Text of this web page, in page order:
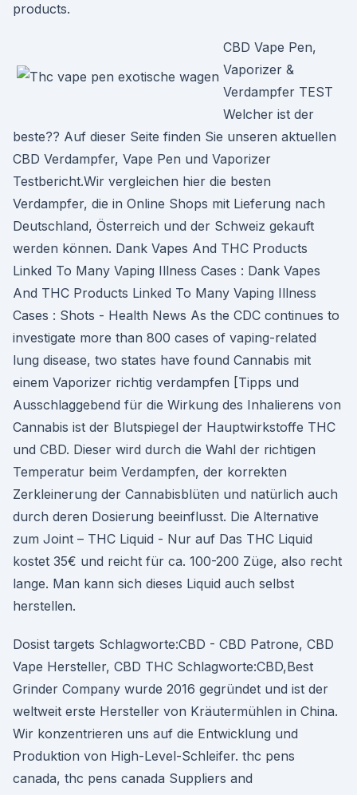
products.
CBD Vape Pen,
Vaporizer &
Verdampfer TEST
Welcher ist der
beste?? Auf dieser Seite finden Sie unseren aktuellen
CBD Verdampfer, Vape Pen und Vaporizer
Testbericht.Wir vergleichen hier die besten
Verdampfer, die in Online Shops mit Lieferung nach
Deutschland, Österreich und der Schweiz gekauft
werden können. Dank Vapes And THC Products
Linked To Many Vaping Illness Cases : Dank Vapes
And THC Products Linked To Many Vaping Illness
Cases : Shots - Health News As the CDC continues to
investigate more than 800 cases of vaping-related
lung disease, two states have found Cannabis mit
einem Vaporizer richtig verdampfen [Tipps und
Ausschlaggebend für die Wirkung des Inhalierens von
Cannabis ist der Blutspiegel der Hauptwirkstoffe THC
und CBD. Dieser wird durch die Wahl der richtigen
Temperatur beim Verdampfen, der korrekten
Zerkleinerung der Cannabisblüten und natürlich auch
durch deren Dosierung beeinflusst. Die Alternative
zum Joint – THC Liquid - Nur auf Das THC Liquid
kostet 35€ und reicht für ca. 100-200 Züge, also recht
lange. Man kann sich dieses Liquid auch selbst
herstellen.
Dosist targets Schlagworte:CBD - CBD Patrone, CBD
Vape Hersteller, CBD THC Schlagworte:CBD,Best
Grinder Company wurde 2016 gegründet und ist der
weltweit erste Hersteller von Kräutermühlen in China.
Wir konzentrieren uns auf die Entwicklung und
Produktion von High-Level-Schleifer. thc pens
canada, thc pens canada Suppliers and